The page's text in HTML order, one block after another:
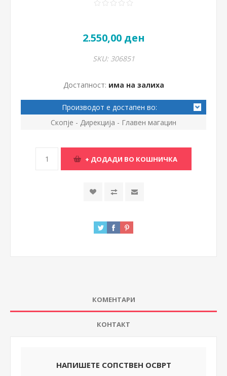
2.550,00 ден
SKU: 306851
Достапност: има на залиха
Производот е достапен во:
Скопје - Дирекција - Главен магацин
КОМЕНТАРИ
КОНТАКТ
НАПИШЕТЕ СОПСТВЕН ОСВРТ